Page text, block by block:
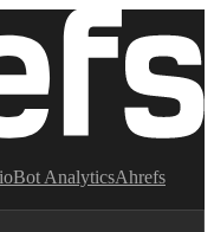
Bot AnalyticsAhrefs